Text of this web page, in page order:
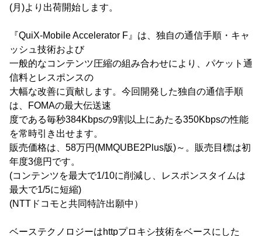
(月)より出荷開始します。
『QuiX-Mobile Accelerator F』は、独自の通信手順・キャ
ッシュ技術および
一般的なコンテンツ圧縮の組み合わせにより、パケット通
信料とレスポンスの
大幅な改善に貢献します。今回開発した独自の通信手順
は、FOMAの最大伝送速
度である毎秒384Kbpsの9割以上にあたる350Kbpsの性能
を常時引き出せます。
販売価格は、58万円(MMQUBE2Plus版)～。販売目標は初
年度3億円です。
(コンテンツを最大で1/10に削減し、レスポンスタイムは
最大で1/5に短縮)
(NTTドコモと共同特許出願中）
ベーステクノロジーはhttpプロキシ技術をベースにした